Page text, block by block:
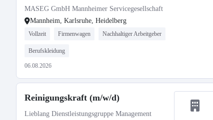
MASEG GmbH Mannheimer Servicegesellschaft
Mannheim, Karlsruhe, Heidelberg
Vollzeit Firmenwagen Nachhaltiger Arbeitgeber
Berufskleidung
06.08.2026
Reinigungskraft (m/w/d)
Lieblang Dienstleistungsgruppe Management